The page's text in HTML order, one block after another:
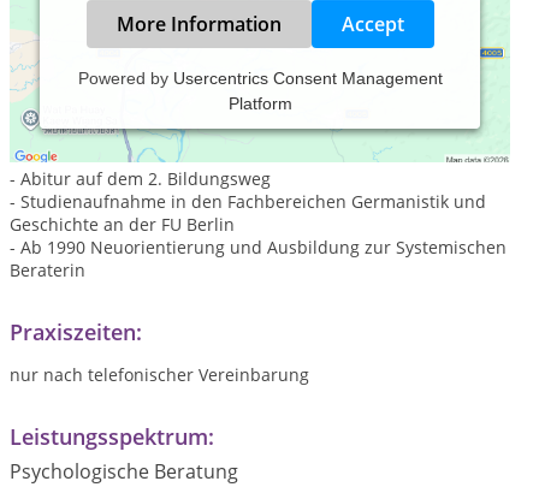
More Information Accept
Powered by Usercentrics Consent Management
Platform
- Geboren 1954
- zwei abgeschlossene Ausbildungen im medizinischen
Bereich
- Abitur auf dem 2. Bildungsweg
- Studienaufnahme in den Fachbereichen Germanistik und
Geschichte an der FU Berlin
- Ab 1990 Neuorientierung und Ausbildung zur Systemischen
Beraterin
Praxiszeiten:
nur nach telefonischer Vereinbarung
Leistungsspektrum:
Psychologische Beratung